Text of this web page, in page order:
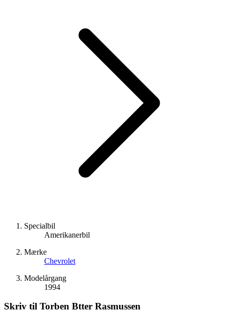
Specialbil
Amerikanerbil
Mærke
Chevrolet
Modelårgang
1994
Skriv til Torben Btter Rasmussen